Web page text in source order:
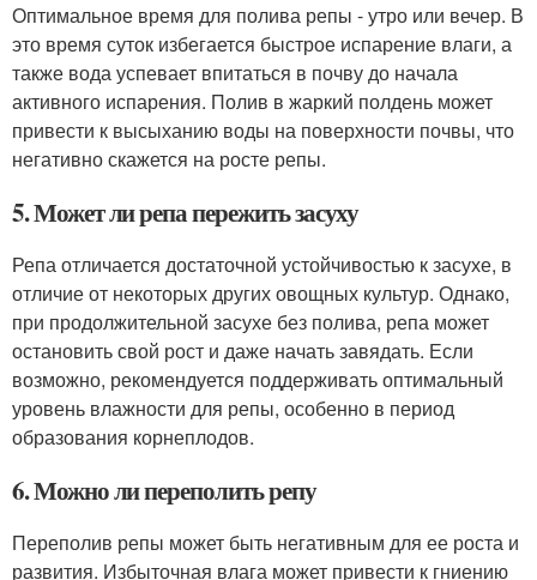
Оптимальное время для полива репы - утро или вечер. В
это время суток избегается быстрое испарение влаги, а
также вода успевает впитаться в почву до начала
активного испарения. Полив в жаркий полдень может
привести к высыханию воды на поверхности почвы, что
негативно скажется на росте репы.
5. Может ли репа пережить засуху
Репа отличается достаточной устойчивостью к засухе, в
отличие от некоторых других овощных культур. Однако,
при продолжительной засухе без полива, репа может
остановить свой рост и даже начать завядать. Если
возможно, рекомендуется поддерживать оптимальный
уровень влажности для репы, особенно в период
образования корнеплодов.
6. Можно ли переполить репу
Переполив репы может быть негативным для ее роста и
развития. Избыточная влага может привести к гниению